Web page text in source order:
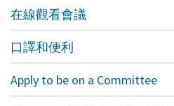
在線觀看會議
口譯和便利
Apply to be on a Committee